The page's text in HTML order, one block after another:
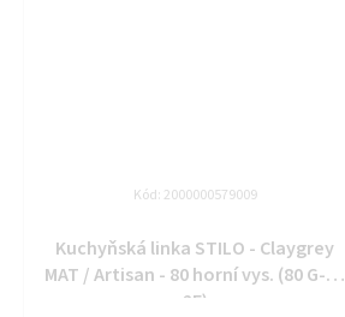
Kuchyňská linka STILO - Claygrey
MAT / Artisan - 80 horní vys. (80 G-90
2F)
Kód: 2000000579009